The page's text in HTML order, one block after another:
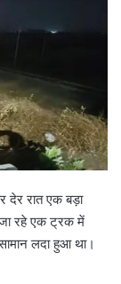
रात एक बड़ा
रहे एक ट्रक में
लदा हुआ था।